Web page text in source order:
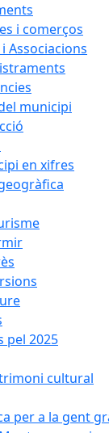
i comerços
Associacions
municipi
en xifres
pel 2025
cultural
per a la gent